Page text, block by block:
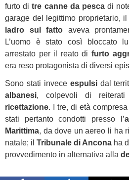
furto ditre canne da pescadi
garage del legittimo proprietario,
ladro sul fatto aveva
L’uomo è stato così bloccato
arrestato per il reato di furto
era reso protagonista di diversi
Sono stati invece espulsidal
albanesi, colpevoli di reiterati
ricettazione. I tre, di età
stati pertanto condotti presso l’
Marittima, da dove un aereo li ha
natale; il Tribunale di Ancona ha
provvedimento in alternativa alla